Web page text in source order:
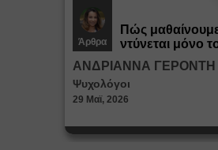
Άρθρα
Πώς
ντύνεται μόνο
ΑΝΔΡΙΑΝΝΑ ΓΕΡΟΝΤΗ
Ψυχολόγοι
29 Μαϊ, 2026